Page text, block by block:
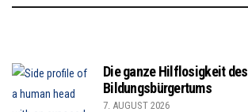
Die ganze Hilflosigkeit des
Bildungsbürgertums
7. AUGUST 2026